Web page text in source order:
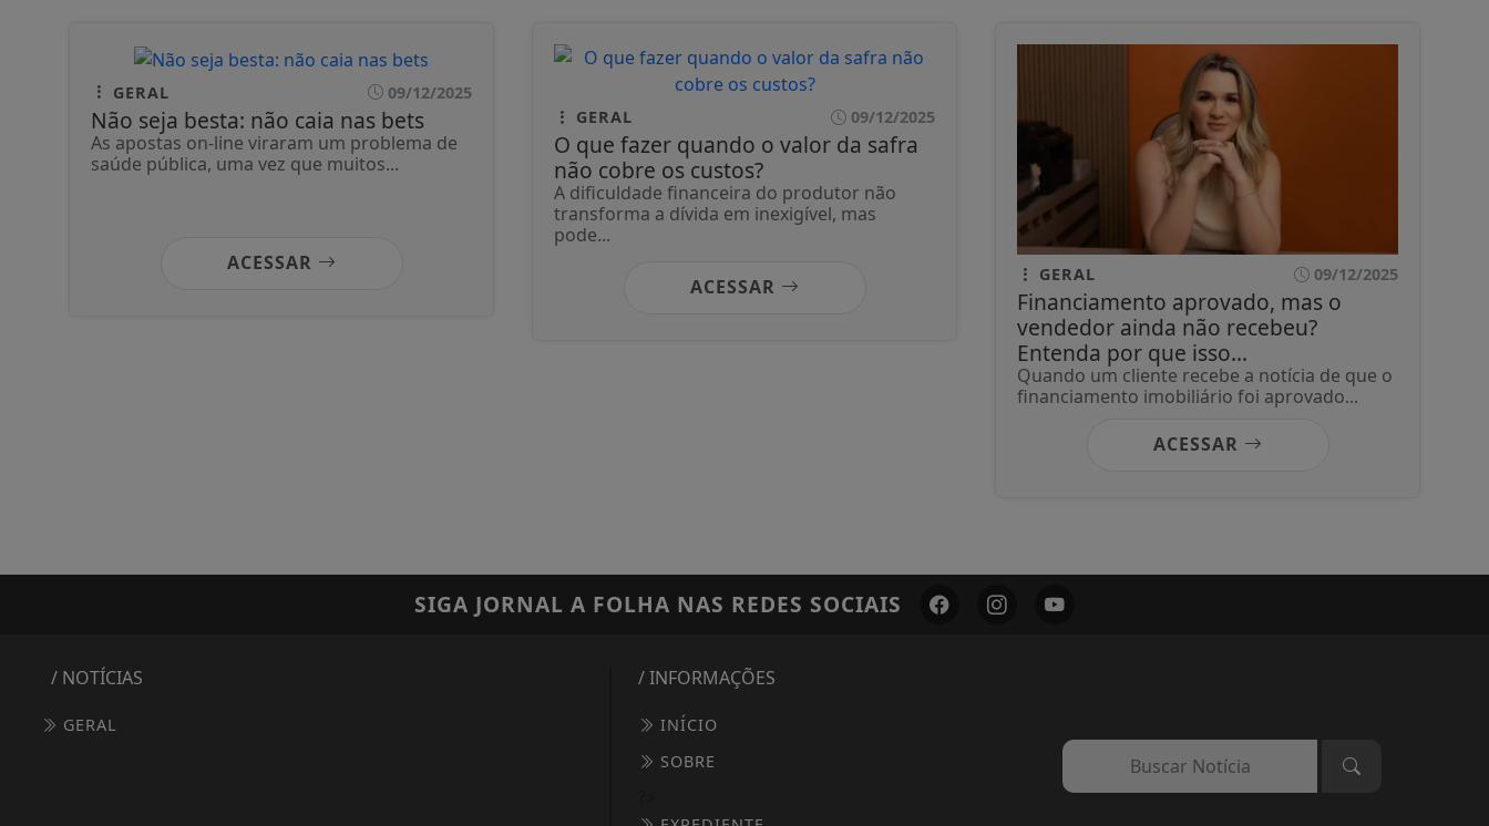
GERAL 09/12/2025
Não seja besta: não caia nas bets
As apostas on-line viraram um problema de
saúde pública, uma vez que muitos...
ACESSAR
GERAL 09/12/2025
O que fazer quando o valor da safra
não cobre os custos?
A dificuldade financeira do produtor não
transforma a dívida em inexigível, mas
pode...
ACESSAR
GERAL 09/12/2025
Financiamento aprovado, mas o
vendedor ainda não recebeu?
Entenda por que isso...
Quando um cliente recebe a notícia de que o
financiamento imobiliário foi aprovado...
ACESSAR
SIGA JORNAL A FOLHA NAS REDES SOCIAIS
/ NOTÍCIAS
GERAL
/ INFORMAÇÕES
INÍCIO
SOBRE